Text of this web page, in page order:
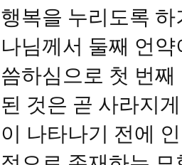
행복을 누리도록
나님께서 둘째 언
씀하심으로 첫 번
된 것은 곧 사라지
이 나타나기 전에